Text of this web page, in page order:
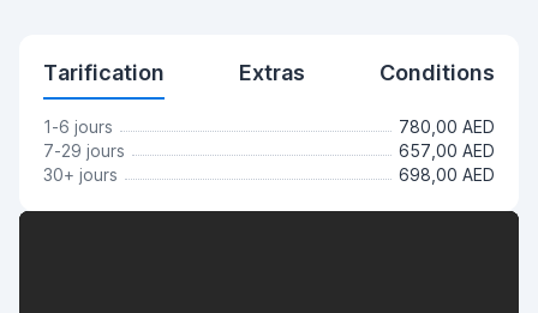
Tarification Extras Conditions
1-6 jours
780,00 AED
7-29 jours
657,00 AED
30+ jours
698,00 AED